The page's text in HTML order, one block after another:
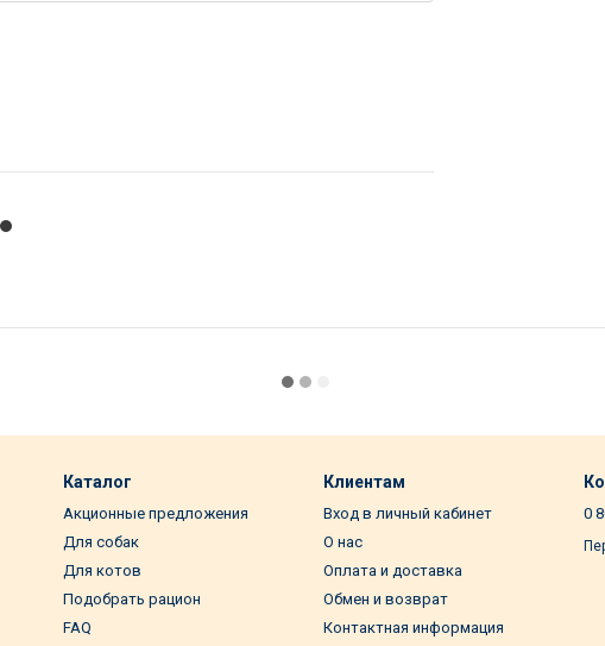
Каталог
Акционные предложения
Для собак
Для котов
Подобрать рацион
FAQ
Клиентам
Вход в личный кабинет
О нас
Оплата и доставка
Обмен и возврат
Контактная информация
0